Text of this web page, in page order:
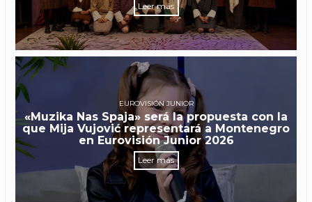
Leer más
EUROVISIÓN JUNIOR
«Muzika Nas Spaja» será la propuesta con la
que Mija Vujović representará a Montenegro
en Eurovisión Junior 2026
Leer más